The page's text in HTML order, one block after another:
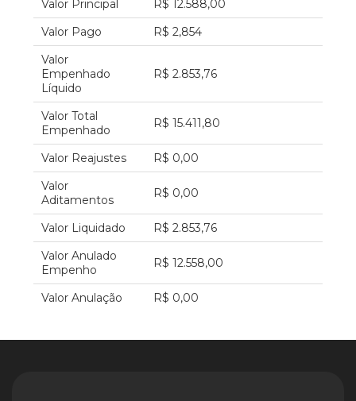
Valor Principal
R$ 12.588,00
Valor Pago
R$ 2,854
Valor
Empenhado
Líquido
R$ 2.853,76
Valor Total
Empenhado
R$ 15.411,80
Valor Reajustes
R$ 0,00
Valor
Aditamentos
R$ 0,00
Valor Liquidado
R$ 2.853,76
Valor Anulado
Empenho
R$ 12.558,00
Valor Anulação R$ 0,00